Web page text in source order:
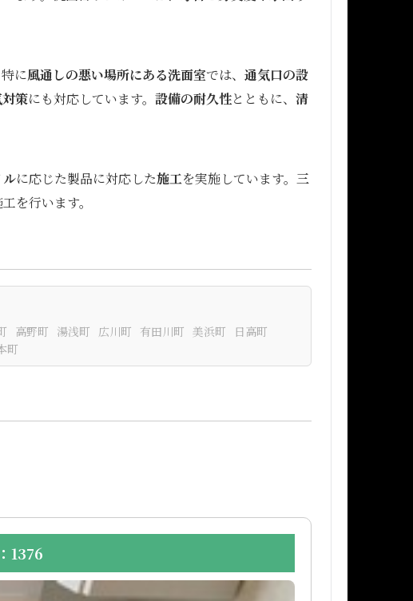
に風通しの悪い場所にある洗面室では、 通気口の設
策にも対応しています。 設備の耐久性とともに、 清
ルに応じた製品に対応した施工を実施しています。 三
を行います。
高野町 湯浅町 広川町 有田川町 美浜町
日高町
町
1376